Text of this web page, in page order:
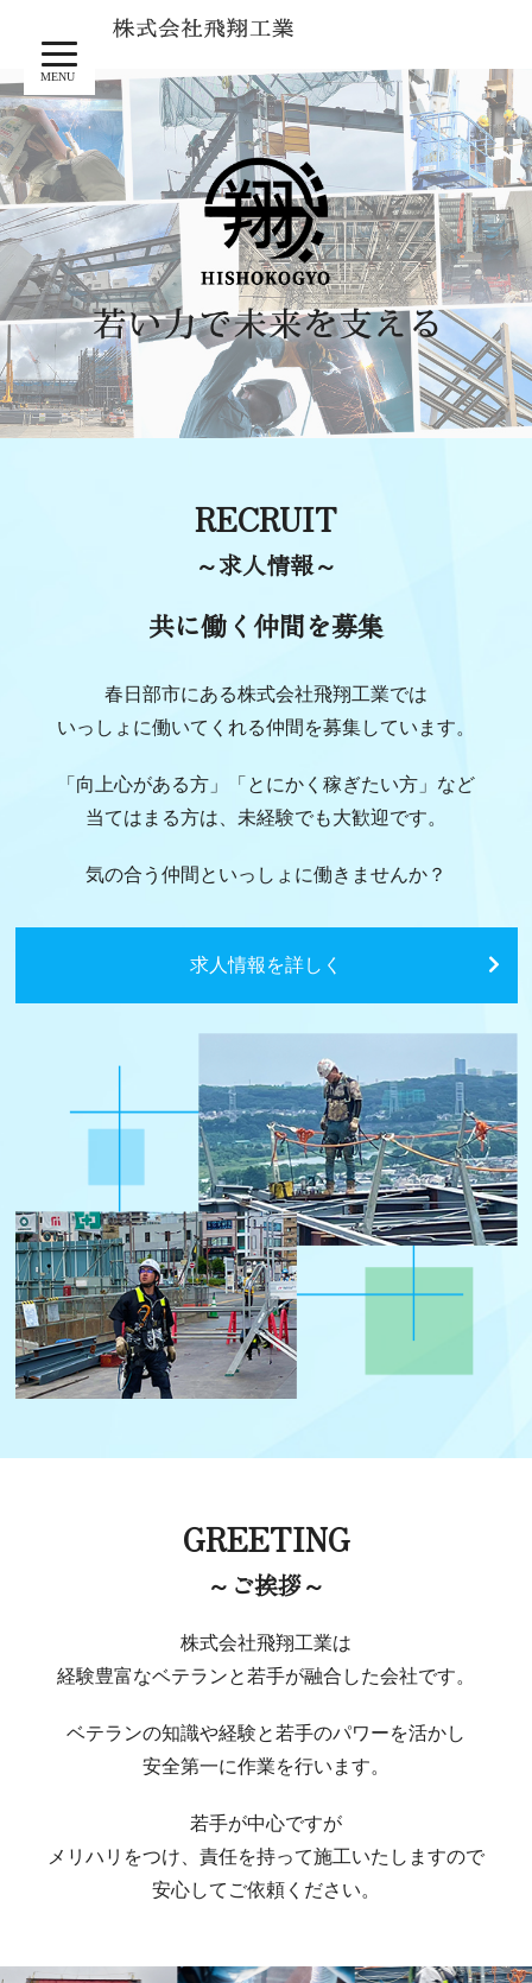
MENU
RECRUIT
～求人情報～
共に働く仲間を募集
春日部市にある株式会社飛翔工業では
いっしょに働いてくれる仲間を募集しています。
「向上心がある方」「とにかく稼ぎたい方」など
当てはまる方は、未経験でも大歓迎です。
気の合う仲間といっしょに働きませんか？
求人情報を詳しく
GREETING
～ご挨拶～
株式会社飛翔工業は
経験豊富なベテランと若手が融合した会社です。
ベテランの知識や経験と若手のパワーを活かし
安全第一に作業を行います。
若手が中心ですが
メリハリをつけ、責任を持って施工いたしますので
安心してご依頼ください。